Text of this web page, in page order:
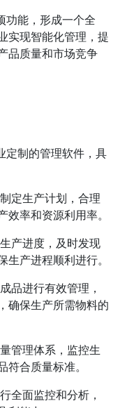
功能，形成一个全
实现智能化管理，提
品质量和市场竞争
定制的管理软件，具
定生产计划，合理
率和资源利用率。
产进度，及时发现
产进程顺利进行。
品进行有效管理，
确保生产所需物料的
管理体系，监控生
合质量标准。
全面监控和分析，